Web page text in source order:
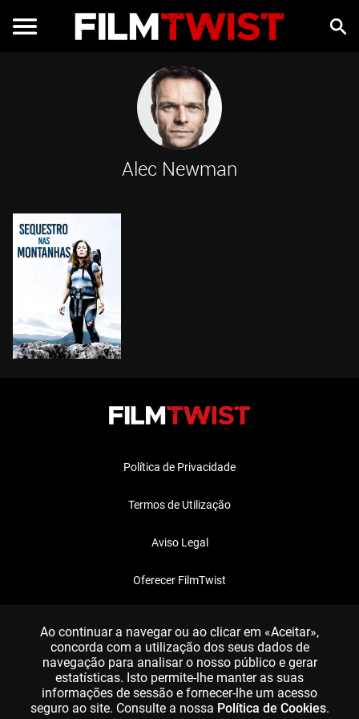
Alec Newman
Política de Privacidade
Termos de Utilização
Aviso Legal
Oferecer FilmTwist
Ao continuar a navegar ou ao clicar em «Aceitar»,
concorda com a utilização dos seus dados de
navegação para analisar o nosso público e gerar
estatísticas. Isto permite-lhe manter as suas
informações de sessão e fornecer-lhe um acesso
seguro ao site. Consulte a nossa Política de Cookies.